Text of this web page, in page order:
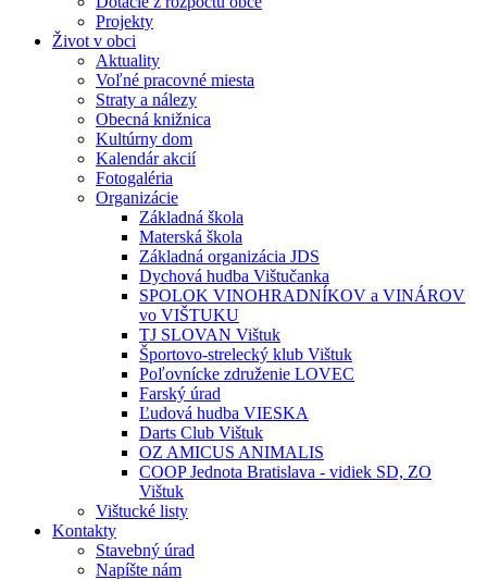
Projekty
Život v obci
Aktuality
Voľné pracovné miesta
Straty a nálezy
Obecná knižnica
Kultúrny dom
Kalendár akcií
Fotogaléria
Organizácie
Základná škola
Materská škola
Základná organizácia JDS
Dychová hudba Vištučanka
SPOLOK VINOHRADNÍKOV a VINÁROV
vo VIŠTUKU
TJ SLOVAN Vištuk
Športovo-strelecký klub Vištuk
Poľovnícke združenie LOVEC
Farský úrad
Ľudová hudba VIESKA
Darts Club Vištuk
OZ AMICUS ANIMALIS
COOP Jednota Bratislava - vidiek SD, ZO
Vištuk
Vištucké listy
Kontakty
Stavebný úrad
Napíšte nám